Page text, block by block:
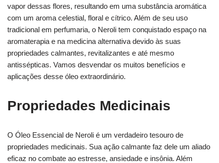
vapor dessas flores, resultando em uma substância aromática
com um aroma celestial, floral e cítrico. Além de seu uso
tradicional em perfumaria, o Neroli tem conquistado espaço na
aromaterapia e na medicina alternativa devido às suas
propriedades calmantes, revitalizantes e até mesmo
antissépticas. Vamos desvendar os muitos benefícios e
aplicações desse óleo extraordinário.
Propriedades Medicinais
O Óleo Essencial de Neroli é um verdadeiro tesouro de
propriedades medicinais. Sua ação calmante faz dele um aliado
eficaz no combate ao estresse, ansiedade e insônia. Além